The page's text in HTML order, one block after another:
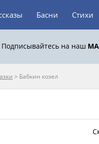
Басни Стихи
Подписывайтесь на наш
> Бабкин козел